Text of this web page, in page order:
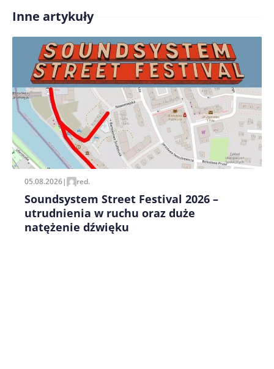
Treść komentarza*
Zapamiętaj moje dane w tej przeglądarce podczas
pisania kolejnych komentarzy.
Inne artykuły
05.08.2026| red.
Soundsystem Street Festival 2026 –
utrudnienia w ruchu oraz duże
natężenie dźwięku